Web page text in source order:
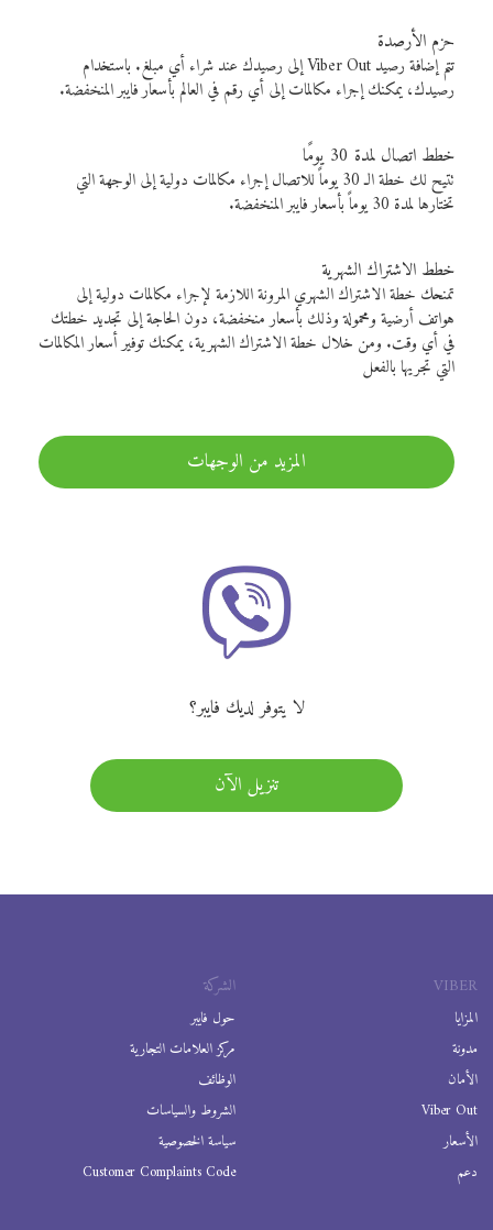
حزم الأرصدة
تتم إضافة رصيد Viber Out إلى رصيدك عند شراء أي مبلغ. باستخدام
رصيدك، يمكنك إجراء مكالمات إلى أي رقم في العالم بأسعار فايبر المنخفضة.
خطط اتصال لمدة 30 يومًا
تتيح لك خطة الـ 30 يوماً للاتصال إجراء مكالمات دولية إلى الوجهة التي
تختارها لمدة 30 يوماً بأسعار فايبر المنخفضة.
خطط الاشتراك الشهرية
تمنحك خطة الاشتراك الشهري المرونة اللازمة لإجراء مكالمات دولية إلى
هواتف أرضية ومحمولة وذلك بأسعار منخفضة، دون الحاجة إلى تجديد خطتك
في أي وقت. ومن خلال خطة الاشتراك الشهرية، يمكنك توفير أسعار المكالمات
التي تجريها بالفعل
المزيد من الوجهات
لا يتوفر لديك فايبر؟
تنزيل الآن
VIBER
المزايا
مدونة
الأمان
Viber Out
الأسعار
دعم
الشركة
حول فايبر
مركز العلامات التجارية
الوظائف
الشروط والسياسات
سياسة الخصوصية
Customer Complaints Code